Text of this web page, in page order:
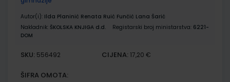
Autor(i): Ilda Planinić Renata Ruić Funčić Lana Šarić
Nakladnik: ŠKOLSKA KNJIGA d.d. Registarski broj ministarstva: 6221-
DOM
SKU: 556492 CIJENA: 17,20 €
ŠIFRA OMOTA: